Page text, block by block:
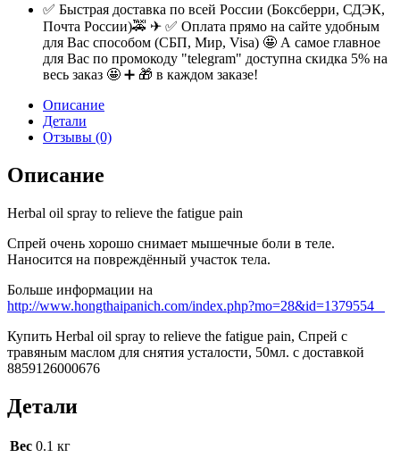
✅ Быстрая доставка по всей России (Боксберри, СДЭК,
Почта России)🚕 ✈ ✅ Оплата прямо на сайте удобным
для Вас способом (СБП, Мир, Visa) 🤩 А самое главное
для Вас по промокоду "telegram" доступна скидка 5% на
весь заказ 🤩 ➕ 🎁 в каждом заказе!
Описание
Детали
Отзывы (0)
Описание
Herbal oil spray to relieve the fatigue pain
Спрей очень хорошо снимает мышечные боли в теле.
Наносится на повреждённый участок тела.
Больше информации на
http://www.hongthaipanich.com/index.php?mo=28&id=1379554
Купить Herbal oil spray to relieve the fatigue pain, Cпрей с
травяным маслом для снятия усталости, 50мл. с доставкой
8859126000676
Детали
Вес 0.1 кг